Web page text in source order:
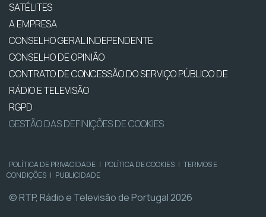
SATÉLITES
A EMPRESA
CONSELHO GERAL INDEPENDENTE
CONSELHO DE OPINIÃO
CONTRATO DE CONCESSÃO DO SERVIÇO PÚBLICO DE
RÁDIO E TELEVISÃO
RGPD
GESTÃO DAS DEFINIÇÕES DE COOKIES
POLÍTICA DE PRIVACIDADE | POLÍTICA DE COOKIES | TERMOS E
CONDIÇÕES | PUBLICIDADE
© RTP, Rádio e Televisão de Portugal 2026